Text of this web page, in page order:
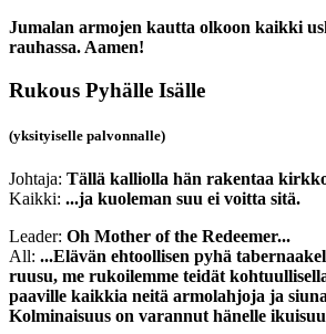
Jumalan armojen kautta olkoon kaikki
rauhassa. Aamen!
Rukous Pyhälle Isälle
(yksityiselle palvonnalle)
Johtaja: Tällä kalliolla hän rakentaa
Kaikki: ...ja kuoleman suu ei voitta sitä.
Leader: Oh Mother of the Redeemer...
All: ...Elävän ehtoollisen pyhä
ruusu, me rukoilemme teidät
paaville kaikkia neitä armolahjoja ja
Kolminaisuus on varannut hänelle